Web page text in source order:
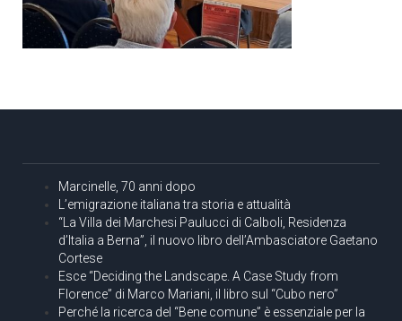
Marcinelle, 70 anni dopo
L’emigrazione italiana tra storia e attualità
“La Villa dei Marchesi Paulucci di Calboli, Residenza
d’Italia a Berna”, il nuovo libro dell’Ambasciatore Gaetano
Cortese
Esce “Deciding the Landscape. A Case Study from
Florence” di Marco Mariani, il libro sul “Cubo nero”
Perché la ricerca del “Bene comune” è essenziale per la